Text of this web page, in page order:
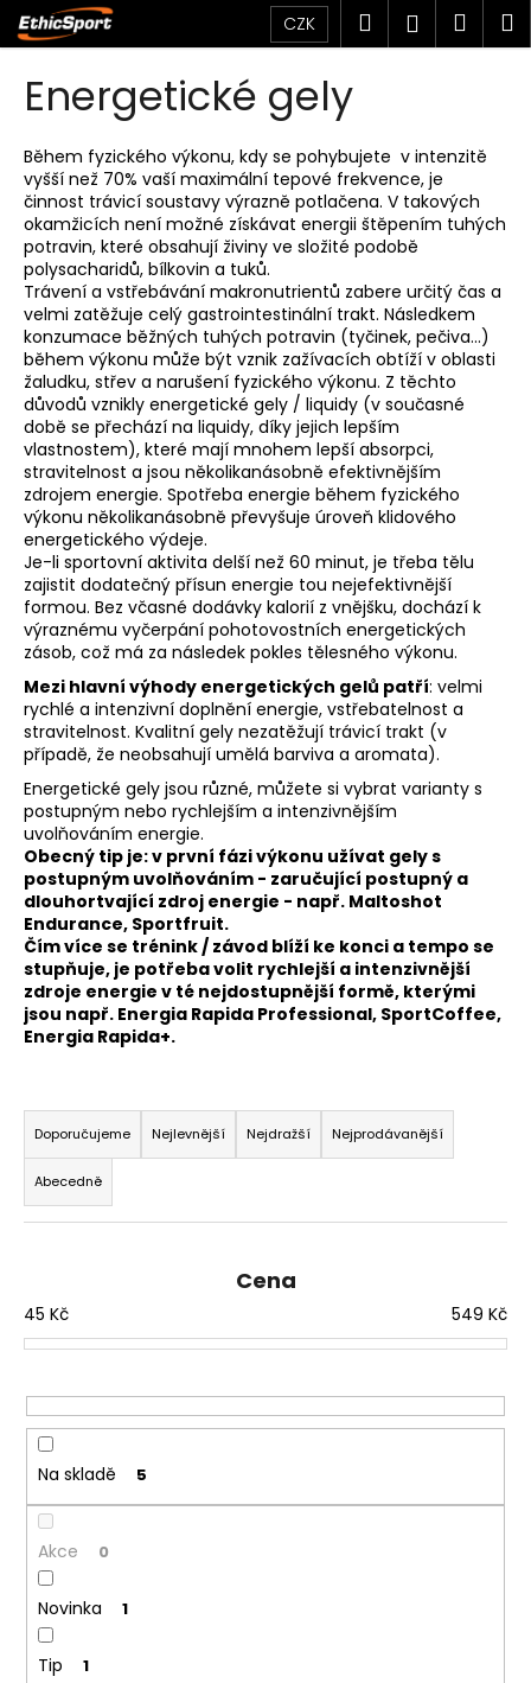
Přejít
na
obsah
CZK Hledat
Energetické gely
Během fyzického výkonu, kdy se pohybujete v intenzitě
vyšší než 70% vaší maximální tepové frekvence, je
činnost trávicí soustavy výrazně potlačena. V takových
okamžicích není možné získávat energii štěpením tuhých
potravin, které obsahují živiny ve složité podobě
polysacharidů, bílkovin a tuků.
Trávení a vstřebávání makronutrientů zabere určitý čas a
velmi zatěžuje celý gastrointestinální trakt. Následkem
konzumace běžných tuhých potravin (tyčinek, pečiva...)
během výkonu může být vznik zažívacích obtíží v oblasti
žaludku, střev a narušení fyzického výkonu. Z těchto
důvodů vznikly energetické gely / liquidy (v současné
době se přechází na liquidy, díky jejich lepším
vlastnostem), které mají mnohem lepší absorpci,
stravitelnost a jsou několikanásobně efektivnějším
zdrojem energie. Spotřeba energie během fyzického
výkonu několikanásobně převyšuje úroveň klidového
energetického výdeje.
Je-li sportovní aktivita delší než 60 minut, je třeba tělu
zajistit dodatečný přísun energie tou nejefektivnější
formou. Bez včasné dodávky kalorií z vnějšku, dochází k
výraznému vyčerpání pohotovostních energetických
zásob, což má za následek pokles tělesného výkonu.
Mezi hlavní výhody energetických gelů patří: velmi
rychlé a intenzivní doplnění energie, vstřebatelnost a
stravitelnost. Kvalitní gely nezatěžují trávicí trakt (v
případě, že neobsahují umělá barviva a aromata).
Energetické gely jsou různé, můžete si vybrat varianty s
postupným nebo rychlejším a intenzivnějším
uvolňováním energie.
Obecný tip je: v první fázi výkonu užívat gely s
postupným uvolňováním - zaručující postupný a
dlouhortvající zdroj energie - např. Maltoshot
Endurance, Sportfruit.
Čím více se trénink / závod blíží ke konci a tempo se
stupňuje, je potřeba volit rychlejší a intenzivnější
zdroje energie v té nejdostupnější formě, kterými
jsou např. Energia Rapida Professional, SportCoffee,
Energia Rapida+.
Ř
a
z
e
n
r
o
u
k
ů
Doporučujeme Nejlevnější Nejdražší Nejprodávanější
Abecedně
Cena
45 Kč 549 Kč
Na skladě 5
Akce 0
Novinka 1
Tip 1
o
o
p
o
t
ř
e
b
u
j
e
t
e
n
a
j
í
t
?
HLEDAT
D
o
p
o
r
u
j
e
m
e